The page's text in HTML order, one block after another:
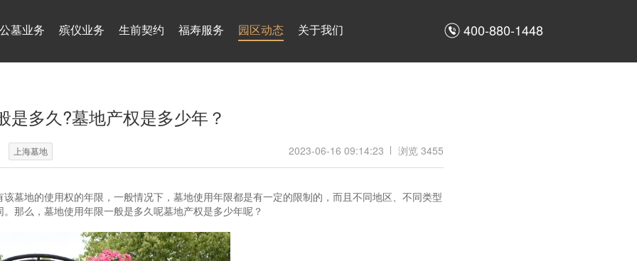
公墓业务 殡仪业务 生前契约 福寿服务 园区动态 关于我们 400-880-1448
是多久?墓地产权是多少年？
上海墓地 2023-06-16 09:14:23 浏览 3455
墓地的使用权的年限，一般情况下，墓地使用年限都是有一定的限制的，而且不同地区、不同类型
那么，墓地使用年限一般是多久呢墓地产权是多少年呢？